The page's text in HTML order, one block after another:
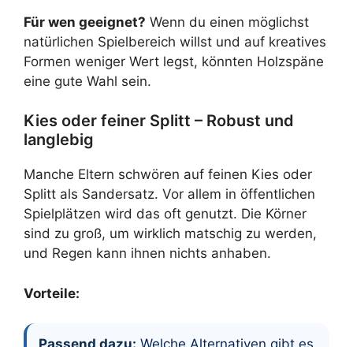
Für wen geeignet? Wenn du einen möglichst
natürlichen Spielbereich willst und auf kreatives
Formen weniger Wert legst, könnten Holzspäne
eine gute Wahl sein.
Kies oder feiner Splitt – Robust und
langlebig
Manche Eltern schwören auf feinen Kies oder
Splitt als Sandersatz. Vor allem in öffentlichen
Spielplätzen wird das oft genutzt. Die Körner
sind zu groß, um wirklich matschig zu werden,
und Regen kann ihnen nichts anhaben.
Vorteile:
Passend dazu: Welche Alternativen gibt es